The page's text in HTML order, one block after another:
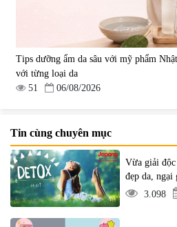
Tips dưỡng ẩm da sâu với mỹ phẩm
với từng loại da
51
06/08/2026
Tin cùng chuyên mục
Vừa giải
đẹp da, ngại
3.098